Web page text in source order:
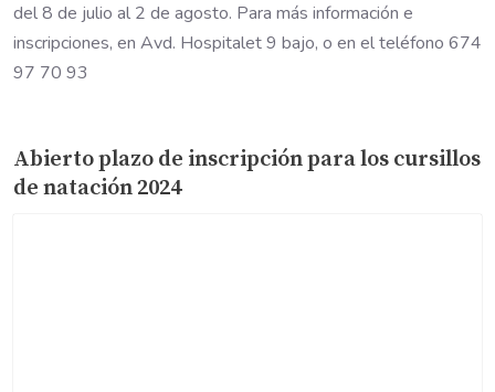
del 8 de julio al 2 de agosto. Para más información e
inscripciones, en Avd. Hospitalet 9 bajo, o en el teléfono 674
97 70 93
Abierto plazo de inscripción para los cursillos
de natación 2024